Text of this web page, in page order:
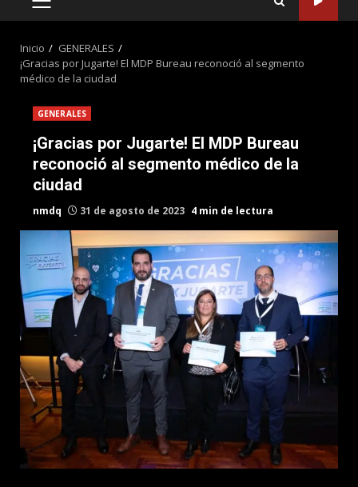
MENÚ
Inicio
GENERALES
¡Gracias por Jugarte! El MDP Bureau reconoció al segmento
médico de la ciudad
GENERALES
¡Gracias por Jugarte! El MDP Bureau
reconoció al segmento médico de la
ciudad
nmdq 31 de agosto de 2023 4 min de lectura